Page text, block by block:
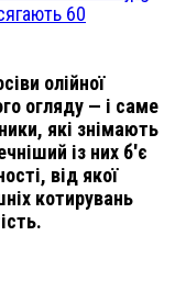
60
олійної
огляду — і саме
які знімають
із них б'є
від якої
котирувань